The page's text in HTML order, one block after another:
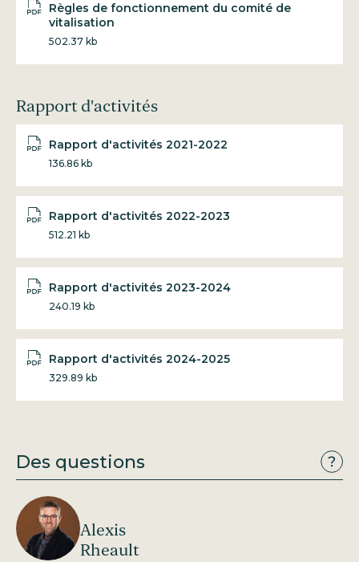
Règles de fonctionnement du comité de
vitalisation
502.37 kb
Rapport d'activités
Rapport d'activités 2021-2022
136.86 kb
Rapport d'activités 2022-2023
512.21 kb
Rapport d'activités 2023-2024
240.19 kb
Rapport d'activités 2024-2025
329.89 kb
Des questions
Alexis
Rheault